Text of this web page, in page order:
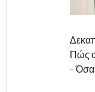
Πώς
- Όσα